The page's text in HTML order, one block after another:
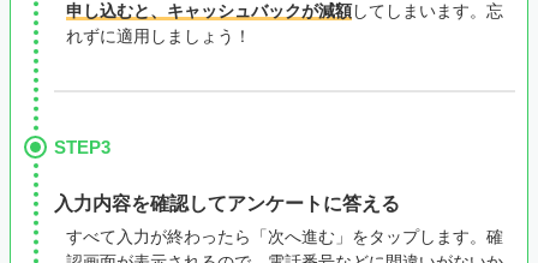
申し込むと、キャッシュバックが減額してしまいます。忘
れずに適用しましょう！
STEP3
入力内容を確認してアンケートに答える
すべて入力が終わったら「次へ進む」をタップします。確